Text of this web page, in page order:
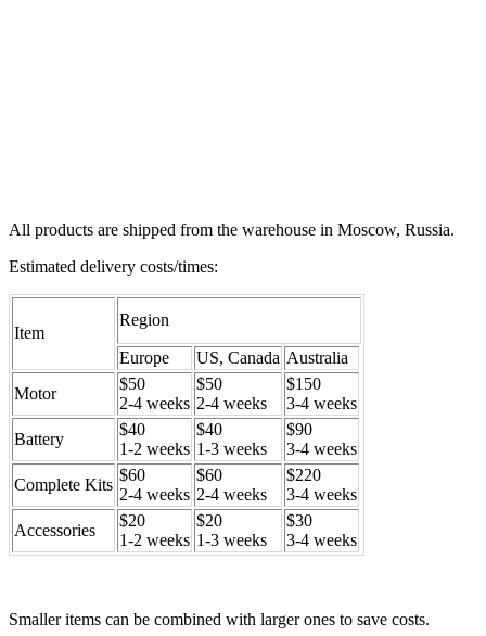
All products are shipped from the warehouse in Moscow, Russia.
Estimated delivery costs/times:
Item
Region
Europe US, Canada Australia
Motor
$50
2-4 weeks
$50
2-4 weeks
$150
3-4 weeks
Battery
$40
1-2 weeks
$40
1-3 weeks
$90
3-4 weeks
Complete Kits
$60
2-4 weeks
$60
2-4 weeks
$220
3-4 weeks
Accessories
$20
1-2 weeks
$20
1-3 weeks
$30
3-4 weeks
Smaller items can be combined with larger ones to save costs.